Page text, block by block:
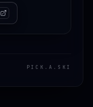
PICK . A . SKI